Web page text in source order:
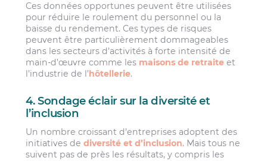
Ces données opportunes peuvent être utilisées
pour réduire le roulement du personnel ou la
baisse du rendement. Ces types de risques
peuvent être particulièrement dommageables
dans les secteurs d’activités à forte intensité de
main-d’œuvre comme les maisons de retraite et
l’industrie de l’hôtellerie.
4. Sondage éclair sur la diversité et
l’inclusion
Un nombre croissant d’entreprises adoptent des
initiatives dediversité et d’inclusion. Mais tous ne
suivent pas de près les résultats, y compris les